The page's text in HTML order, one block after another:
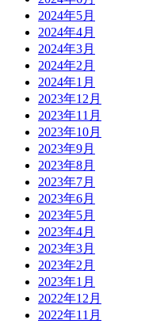
2024年5月
2024年4月
2024年3月
2024年2月
2024年1月
2023年12月
2023年11月
2023年10月
2023年9月
2023年8月
2023年7月
2023年6月
2023年5月
2023年4月
2023年3月
2023年2月
2023年1月
2022年12月
2022年11月